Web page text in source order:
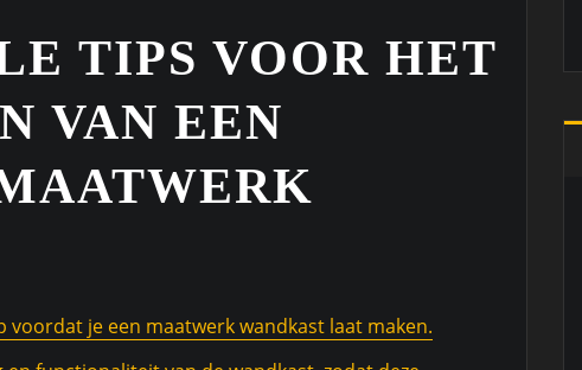
TIPS VOOR HET
VAN EEN
je een maatwerk wandkast laat maken.